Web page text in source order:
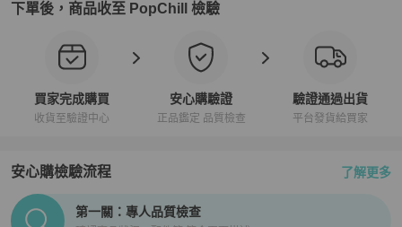
下單後，商品收至 PopChill 檢驗
買家完成購買
收貨至驗證中心
安心購驗證
正品鑑定 品質檢查
驗證通過出貨
平台發貨給買家
安心購檢驗流程 了解更多
PopChill拍拍圈正品驗證、安心購檢驗流程介紹
第一關：專人品質檢查